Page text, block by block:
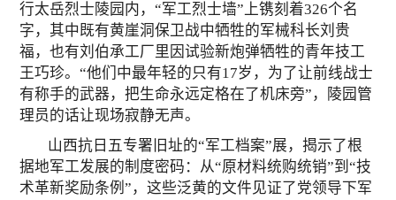
行太岳烈士陵园内，“军工烈士墙”上镌刻着326个名
字，其中既有黄崖洞保卫战中牺牲的军械科长刘贵
福，也有刘伯承工厂里因试验新炮弹牺牲的青年技工
王巧珍。“他们中最年轻的只有17岁，为了让前线战士
有称手的武器，把生命永远定格在了机床旁”，陵园管
理员的话让现场寂静无声。
山西抗日五专署旧址的“军工档案”展，揭示了根
据地军工发展的制度密码：从“原材料统购统销”到“技
术革新奖励条例”，这些泛黄的文件见证了党领导下军